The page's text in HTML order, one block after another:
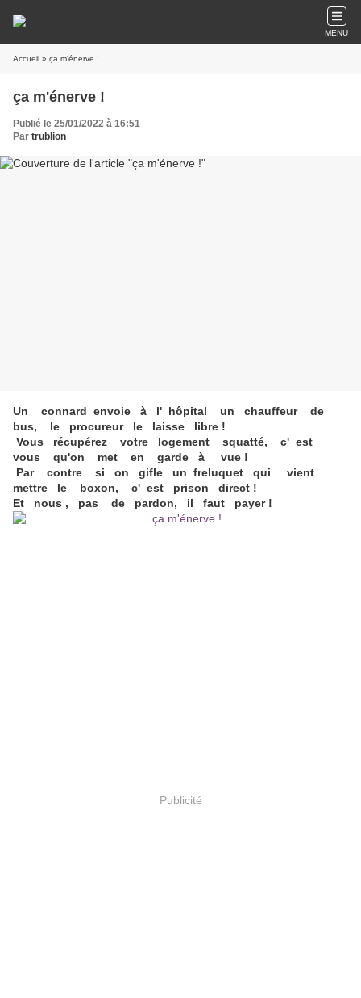
MENU
Accueil » ça m'énerve !
ça m'énerve !
Publié le 25/01/2022 à 16:51
Par trublion
Un connard envoie à l' hôpital un chauffeur de
bus, le procureur le laisse libre !
Vous récupérez votre logement squatté, c' est
vous qu'on met en garde à vue !
Par contre si on gifle un freluquet qui vient
mettre le boxon, c' est prison direct !
Et nous , pas de pardon, il faut payer !
Publicité